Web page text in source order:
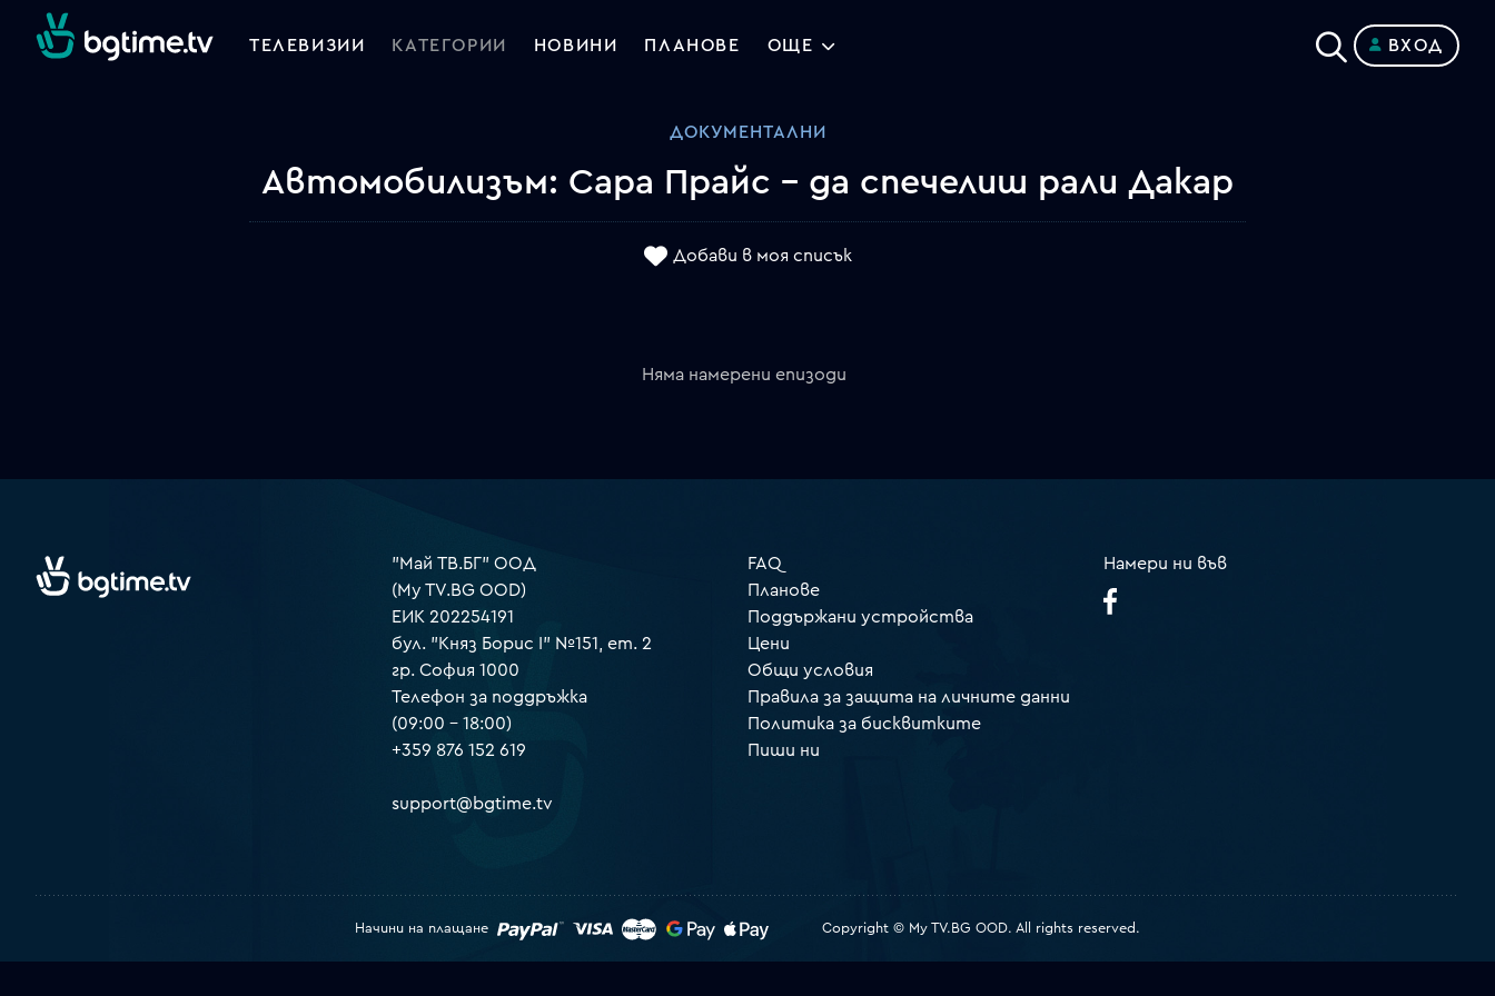
ТЕЛЕВИЗИИ КАТЕГОРИИ НОВИНИ ПЛАНОВЕ ОЩЕ ВХОД
ДОКУМЕНТАЛНИ
Автомобилизъм: Сара Прайс - да спечелиш рали Дакар
Добави в моя списък
Няма намерени епизоди
"Май ТВ.БГ" ООД
(My TV.BG OOD)
ЕИК 202254191
бул. "Княз Борис I" №151, ет. 2
гр. София 1000
Телефон за поддръжка
(09:00 – 18:00)
+359 876 152 619
support@bgtime.tv
FAQ
Планове
Поддържани устройства
Цени
Общи условия
Правила за защита на личните данни
Политика за бисквитките
Пиши ни
Намери ни във
Начини на плащане Copyright © My TV.BG OOD. All rights reserved.